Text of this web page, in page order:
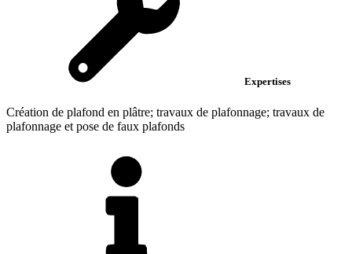
Expertises
Création de plafond en plâtre; travaux de plafonnage; travaux de
plafonnage et pose de faux plafonds